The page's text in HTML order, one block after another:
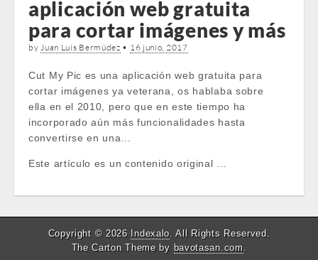
aplicación web gratuita
para cortar imágenes y más
byJuan Luis Bermúdez • 16 junio, 2017
Cut My Pic es una aplicación web gratuita para
cortar imágenes ya veterana, os hablaba sobre
ella en el 2010, pero que en este tiempo ha
incorporado aún más funcionalidades hasta
convertirse en una...
Este artículo es un contenido original …
Copyright © 2026 Indexalo. All Rights Reserved.
The Carton Theme by bavotasan.com.